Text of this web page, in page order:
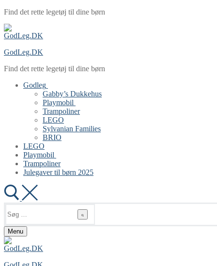
Spring
indhold
Menu
Luk
Find det rette legetøj til dine børn
GodLeg.DK
Find det rette legetøj til dine børn
Godleg
Gabby’s Dukkehus
Playmobil
Trampoliner
LEGO
Sylvanian Families
BRIO
LEGO
Playmobil
Trampoliner
Julegaver til børn 2025
efter:
Menu